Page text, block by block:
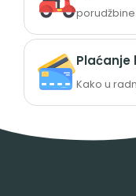
porudžbine
Kako u